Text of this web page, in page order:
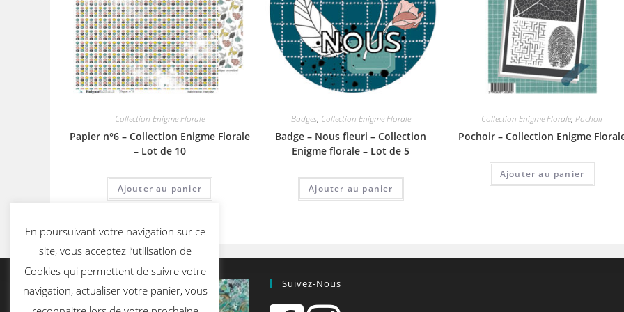
Collection Enigme Florale
Papier n°6 – Collection Enigme Florale
– Lot de 10
Ajouter au panier
Badges, Collection Enigme Florale
Badge – Nous fleuri – Collection
Enigme florale – Lot de 5
Ajouter au panier
Collection Enigme Florale,Pochoir
Pochoir – Collection Enigme
Ajouter au panier
Suivez-Nous
En poursuivant votre navigation sur ce
site, vous acceptez l’utilisation de
Cookies qui permettent de suivre votre
navigation, actualiser votre panier, vous